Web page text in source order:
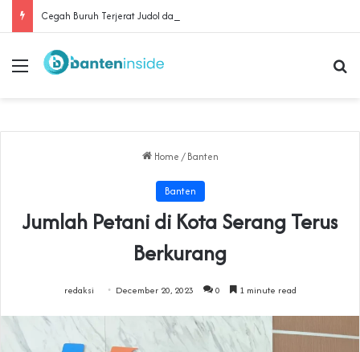
Menu
Home / Banten
Banten
Jumlah Petani di Kota Serang Terus
Berkurang
redaksi December 20, 2023 0 1 minute read